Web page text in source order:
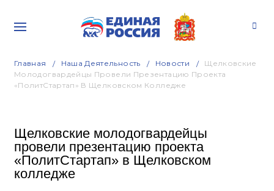
Главная Наша Деятельность Новости
Щелковские
Молодогвардейцы Провели Презентацию Проекта
«ПолитСтартап» В Щелковском Колледже
Щелковские молодогвардейцы
провели презентацию проекта
«ПолитСтартап» в Щелковском
колледже